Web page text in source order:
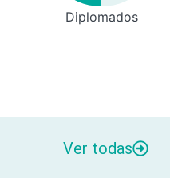
Diplomados
Ver todas